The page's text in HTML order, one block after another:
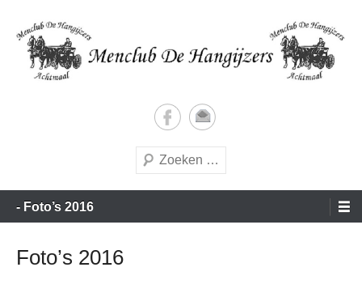
naar
inhoud
Menclub de Hangijzers
Zoeken
Hoofdmenu
- Foto’s 2016
Foto’s 2016